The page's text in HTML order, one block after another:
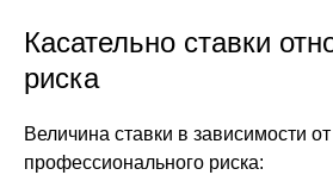
Касательно ставки
риска
Величина ставки в зависимости от
профессионального риска: